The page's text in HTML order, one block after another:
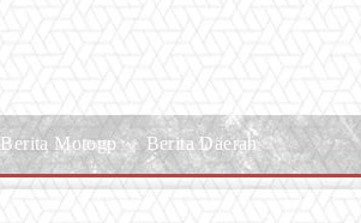
Berita Motogp Berita Daerah